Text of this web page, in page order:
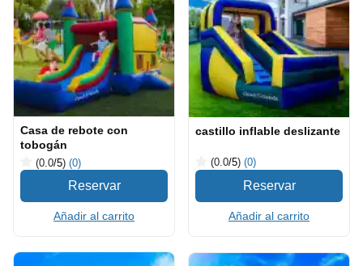
Casa de rebote con
tobogán
(0.0/5) (0)
Añadir al carrito
castillo inflable deslizante
(0.0/5) (0)
Añadir al carrito